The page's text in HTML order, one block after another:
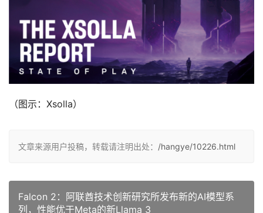
（图示：Xsolla）
文章来源用户投稿，转载请注明出处： /hangye/10226.html
Falcon 2：阿联酋技术创新研究所发布新的AI模型系
列，性能优于Meta的新Llama 3